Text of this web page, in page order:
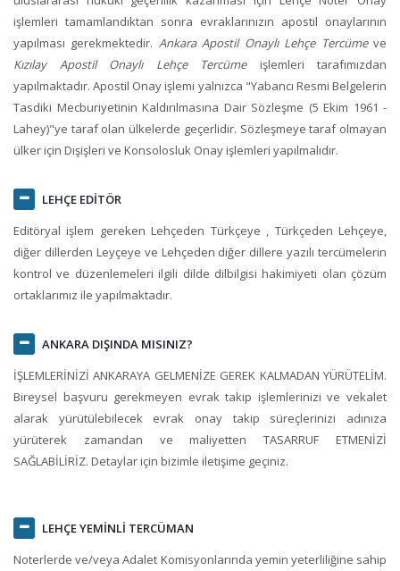
işlemleri tamamlandıktan sonra evraklarınızın apostil onaylarının
yapılması gerekmektedir. Ankara Apostil Onaylı Lehçe Tercümeve
Kızılay Apostil Onaylı Lehçe Tercümeişlemleri tarafımızdan
yapılmaktadır. Apostil Onay işlemi yalnızca "Yabancı Resmi Belgelerin
Tasdiki Mecburiyetinin Kaldırılmasına Dair Sözleşme (5 Ekim 1961 -
Lahey)"ye taraf olan ülkelerde geçerlidir. Sözleşmeye taraf olmayan
ülker için Dışişleri ve Konsolosluk Onay işlemleri yapılmalıdır.
LEHÇE EDİTÖR
Editöryal işlem gereken Lehçeden Türkçeye , Türkçeden Lehçeye,
diğer dillerden Leyçeye ve Lehçeden diğer dillere yazılı tercümelerin
kontrol ve düzenlemeleri ilgili dilde dilbilgisi hakimiyeti olan çözüm
ortaklarımız ile yapılmaktadır.
ANKARA DIŞINDA MISINIZ?
İŞLEMLERİNİZİ ANKARAYA GELMENİZE GEREK KALMADAN YÜRÜTELİM.
Bireysel başvuru gerekmeyen evrak takip işlemlerinizi ve vekalet
alarak yürütülebilecek evrak onay takip süreçlerinizi adınıza
yürüterek zamandan ve maliyetten TASARRUF ETMENİZİ
SAĞLABİLİRİZ. Detaylar için bizimle iletişime geçiniz.
LEHÇE YEMİNLİ TERCÜMAN
Noterlerde ve/veya Adalet Komisyonlarında yemin yeterliliğine sahip